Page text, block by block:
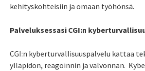
kehityskohteisiin ja omaan työhönsä.
Palveluksessasi CGI:n
CGI:n kyberturvallisuuspalvelu kattaa
ylläpidon, reagoinnin ja valvonnan.